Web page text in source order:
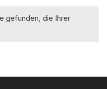
gefunden, die Ihrer